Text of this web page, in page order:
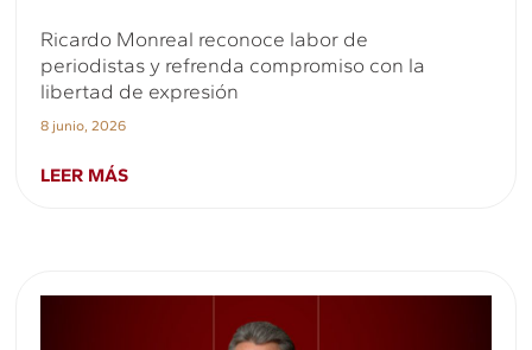
Ricardo Monreal reconoce labor de
periodistas y refrenda compromiso con la
libertad de expresión
8 junio, 2026
LEER MÁS